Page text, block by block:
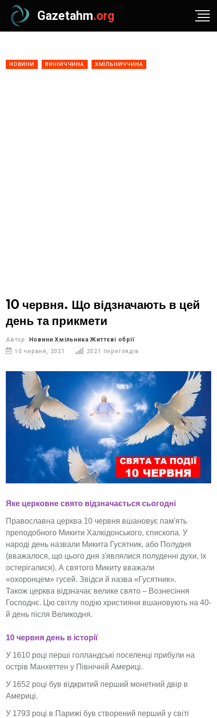
Gazetahm.org
НОВИНИ ВІННИЧЧИНА ХМІЛЬНИЧЧИНА
10 червня. Що відзначають в цей
день та прикмети
Автор: Новини Хмільника Життєві обрії
10 червня, 2021
2021 переглядів
Яке церковне свято відзначається сьогодні
Православна церква 10 червня вшановує пам'ять
преподобного Микити Халкідонського, єпископа. У
народі день назвали Микита Гусятник, або Полудня
(вважалося, що цього дня з'являлися полуденні духи, їх
остерігалися). А святого Микиту вважали
«охоронцем» гусей. Звідси й назва «Гусятник».
Також церква відзначає велике свято – Вознесіння
Господнє. Цю світлу подію християни вшановують на 40-
й день після Великодня.
10 червня день в історії
У 1610 році перші голландські поселенці прибули на
острів Манхеттен у Північній Америці.
У 1652 році був відкритий перший монетний двір в
Америці.
У 1793 році в Парижі був створений перший у світі